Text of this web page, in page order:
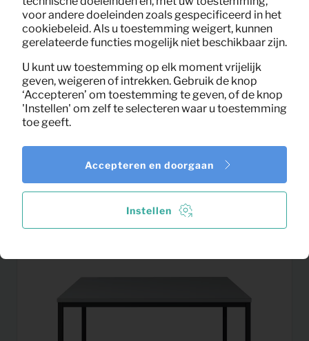
Dekbedovertrek 1 persoons
(excl. BTW)
voor andere doeleinden zoals gespecificeerd in het
cookiebeleid. Als u toestemming weigert, kunnen
gerelateerde functies mogelijk niet beschikbaar zijn.
U kunt uw toestemming op elk moment vrijelijk
geven, weigeren of intrekken. Gebruik de knop
‘Accepteren’ om toestemming te geven, of de knop
'Instellen' om zelf te selecteren waar u toestemming
toe geeft.
Instellen
Accepteren en doorgaan